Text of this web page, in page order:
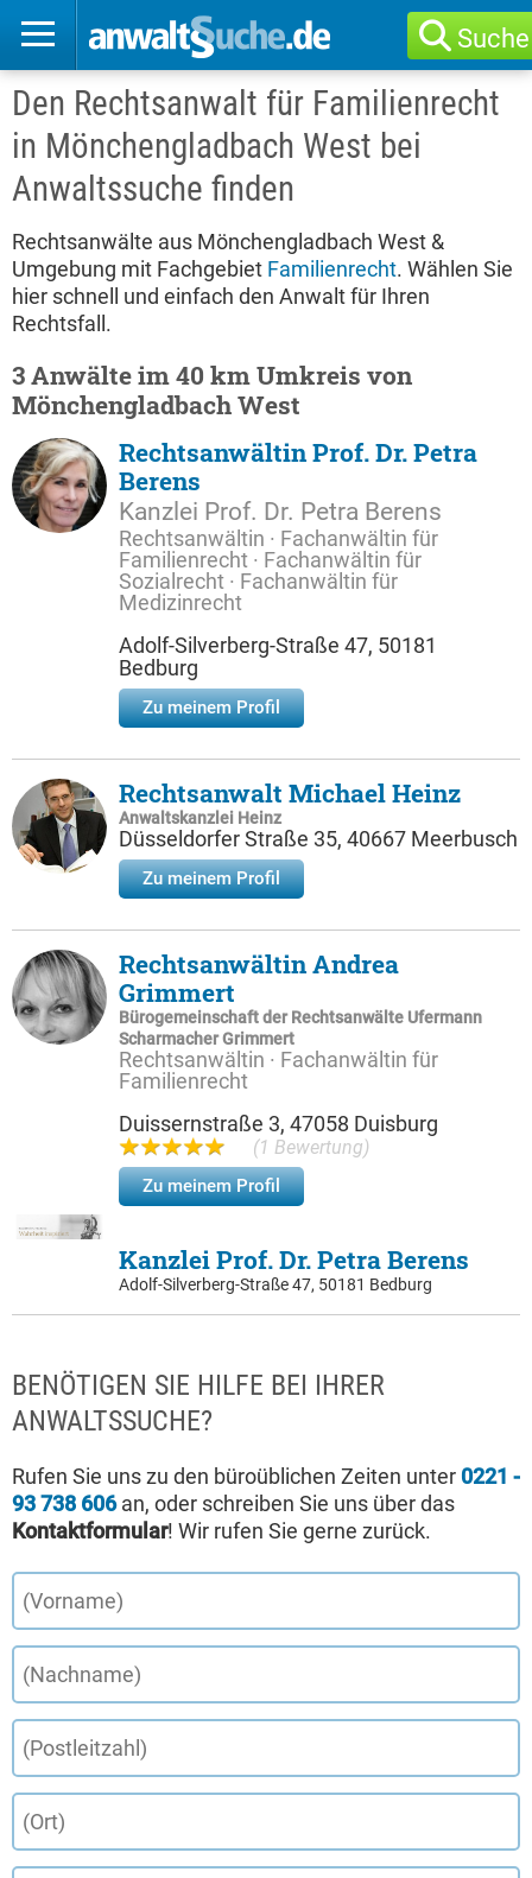
Suche
Den Rechtsanwalt für Familienrecht
in Mönchengladbach West bei
Anwaltssuche finden
Rechtsanwälte aus Mönchengladbach West &
Umgebung mit Fachgebiet Familienrecht. Wählen Sie
hier schnell und einfach den Anwalt für Ihren
Rechtsfall.
3 Anwälte im 40 km Umkreis von
Mönchengladbach West
Rechtsanwältin Prof. Dr. Petra
Berens
Kanzlei Prof. Dr. Petra Berens
Rechtsanwältin · Fachanwältin für
Familienrecht · Fachanwältin für
Sozialrecht · Fachanwältin für
Medizinrecht
Adolf-Silverberg-Straße 47, 50181
Bedburg
Zu meinem Profil
Rechtsanwalt Michael Heinz
Anwaltskanzlei Heinz
Düsseldorfer Straße 35, 40667 Meerbusch
Zu meinem Profil
Rechtsanwältin Andrea
Grimmert
Bürogemeinschaft der Rechtsanwälte Ufermann
Scharmacher Grimmert
Rechtsanwältin · Fachanwältin für
Familienrecht
Duissernstraße 3, 47058 Duisburg
(1 Bewertung)
Zu meinem Profil
Kanzlei Prof. Dr. Petra Berens
Adolf-Silverberg-Straße 47, 50181 Bedburg
BENÖTIGEN SIE HILFE BEI IHRER
ANWALTSSUCHE?
Rufen Sie uns zu den büroüblichen Zeiten unter 0221 -
93 738 606an, oder schreiben Sie uns über das
Kontaktformular! Wir rufen Sie gerne zurück.